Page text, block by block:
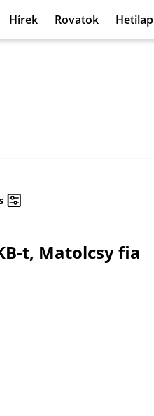
Hírek Rovatok Hetilap
t, Matolcsy fia